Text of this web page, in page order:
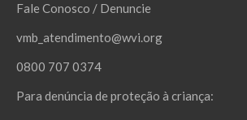
Fale Conosco / Denuncie
vmb_atendimento@wvi.org
0800 707 0374
Para denúncia de proteção à criança: